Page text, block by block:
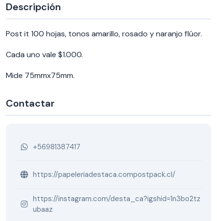
Descripción
Post it 100 hojas, tonos amarillo, rosado y naranjo flúor.
Cada uno vale $1.000.
Mide 75mmx75mm.
Contactar
+56981387417
https://papeleriadestaca.compostpack.cl/
https://instagram.com/desta_ca?igshid=1n3bo2tz
ubaaz